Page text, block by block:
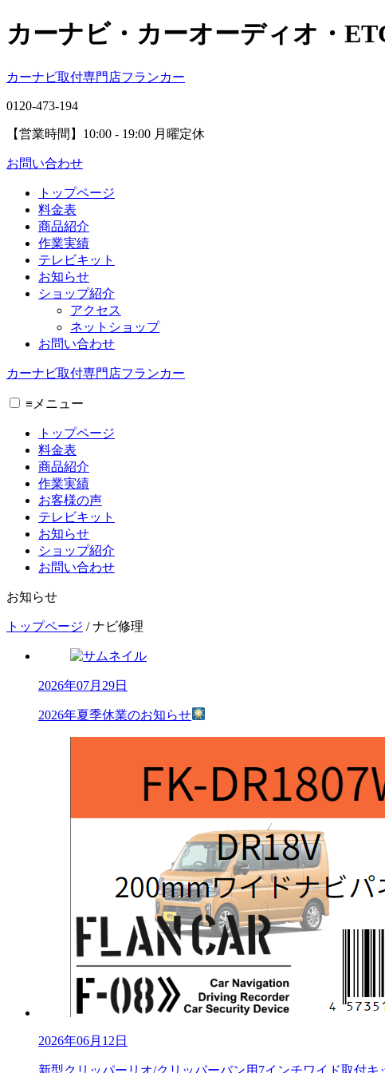
カーナビ・カーオーディオ・
カーナビ取付専⾨店フランカー
0120-473-194
【営業時間】 10:00 - 19:00 月曜定休
お問い合わせ
トップページ
料金表
商品紹介
作業実績
テレビキット
お知らせ
ショップ紹介
アクセス
ネットショップ
お問い合わせ
カーナビ取付専⾨店フランカー
≡ メニュー
トップページ
料金表
商品紹介
作業実績
お客様の声
テレビキット
お知らせ
ショップ紹介
お問い合わせ
お知らせ
トップページ /ナビ修理
2026年07月29日
2026年夏季休業のお知らせ
2026年06月12日
新型クリッパーリオ/クリッパーバン用7インチワイド取付キ